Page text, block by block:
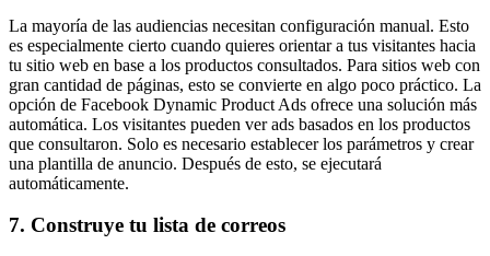
La mayoría de las audiencias necesitan configuración manual. Esto
es especialmente cierto cuando quieres orientar a tus visitantes hacia
tu sitio web en base a los productos consultados. Para sitios web con
gran cantidad de páginas, esto se convierte en algo poco práctico. La
opción de Facebook Dynamic Product Ads ofrece una solución más
automática. Los visitantes pueden ver ads basados en los productos
que consultaron. Solo es necesario establecer los parámetros y crear
una plantilla de anuncio. Después de esto, se ejecutará
automáticamente.
7. Construye tu lista de correos